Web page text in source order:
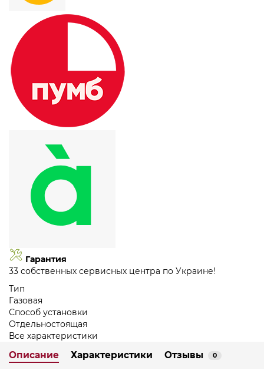
Гарантия
33 собственных сервисных центра по Украине!
Тип
Газовая
Способ установки
Отдельностоящая
Все характеристики
Описание Характеристики Отзывы 0